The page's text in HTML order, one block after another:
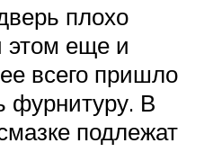
плохо
этом еще и
всего пришло
фурнитуру. В
подлежат